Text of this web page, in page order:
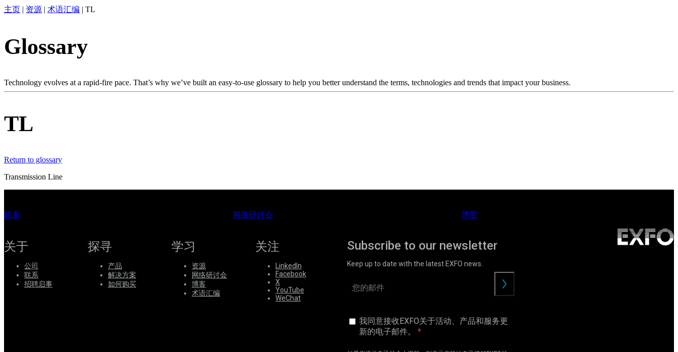
产
品
决
方
支
持
务
如
何
买
源
RegisterLogin
主页 | 资源 | 术语汇编 | TL
Glossary
Technology evolves at a rapid-fire pace. That’s why we’ve built an easy-to-use glossary to help you better understand the terms, technologies and trends that impact your business.
TL
Return to glossary
Transmission Line
联系 网络研讨会 博客
关于
公司
联系
招聘启事
探寻
产品
解决方案
如何购买
学习
资源
网络研讨会
博客
术语汇编
关注
LinkedIn
Facebook
X
YouTube
WeChat
Subscribe to our newsletter
Keep up to date with the latest EXFO news.
我同意接收EXFO关于活动、产品和服务更
新的电子邮件。